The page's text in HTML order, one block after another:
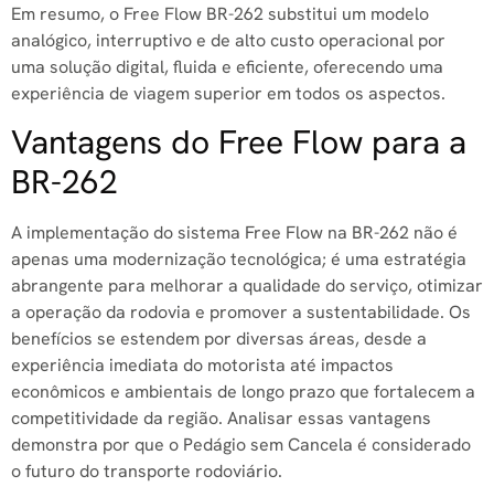
Em resumo, o Free Flow BR-262 substitui um modelo
analógico, interruptivo e de alto custo operacional por
uma solução digital, fluida e eficiente, oferecendo uma
experiência de viagem superior em todos os aspectos.
Vantagens do Free Flow para a
BR-262
A implementação do sistema Free Flow na BR-262 não é
apenas uma modernização tecnológica; é uma estratégia
abrangente para melhorar a qualidade do serviço, otimizar
a operação da rodovia e promover a sustentabilidade. Os
benefícios se estendem por diversas áreas, desde a
experiência imediata do motorista até impactos
econômicos e ambientais de longo prazo que fortalecem a
competitividade da região. Analisar essas vantagens
demonstra por que o Pedágio sem Cancela é considerado
o futuro do transporte rodoviário.